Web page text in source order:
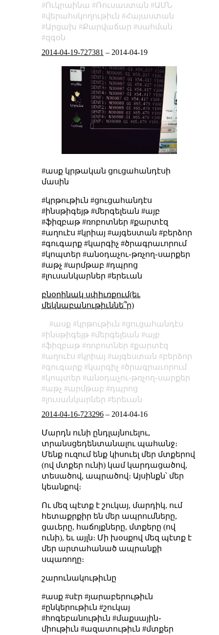
Ուկրաինա
Ռուսաստան
ԱՄՆ
վերահսկողութիւն
Հայաստան
Արցախ
Քարվաճար
սահման
զգօն
2014-04-19-727381 – 2014-04-19
#ասք կրթական ցուցահանդէսի
մասին
#կրթութիւն #ցուցահանդէս
#ինսթիգեյթ #մերգելեան #այբ
#ֆիզբաթ #ռոբոտներ #քարտէզ
#աղուէս #կրիայ #այգեստան #բերձոր
#գուգարք #կարգիչ #ծրագրաւորում
#կոպտեր #անօդաչու֊թռչող֊սարքեր
#աթչ #արմթաբ #դպրոց
#լուսանկարներ #երեւան
բնօրինակ սփիւռքում(եւ
մեկնաբանութիւննե՞ր)
ասք կրթութիւն
ցուցահանդէս
ինսթիգեյթ
մերգելեան
այբ
ֆիզբաթ
ռոբոտներ
քարտէզ
աղուէս
կրիայ այգեստան
բերձոր
գուգարք
կարգիչ
ծրագրաւորում
կոպտեր
անօդաչու֊թռչող֊սարքեր
աթչ
արմթաբ
դպրոց
լուսանկարներ
երեւան
2014-04-16-723296– 2014-04-16
Մարդն ունի ընդլայնուելու,
տրանսցեդենտանալու պահանջ։
Մենք ուզում ենք կիսուել մեր մտքերով
(ով մտքեր ունի) կամ կարդացածով,
տեսածով, ապրածով։ Այսինքն՝ մեր
կեանքով։
Ու մեզ պէտք է շուկայ, մարդիկ, ում
հետաքրքիր են մեր ապրումները,
ցաւերը, հաճոյքները, մտքերը (ով
ունի), եւ այլն։ Մի խօսքով մեզ պէտք է
մեր արտահանած ապրանքի
սպառողը։
շարունակութիւնը
#ասք #սէր #յարաբերութիւն
#ընկերութիւն #շուկայ
#հոգեբանութիւն #մաքսային֊
միութիւն #ազատութիւն #մտքեր